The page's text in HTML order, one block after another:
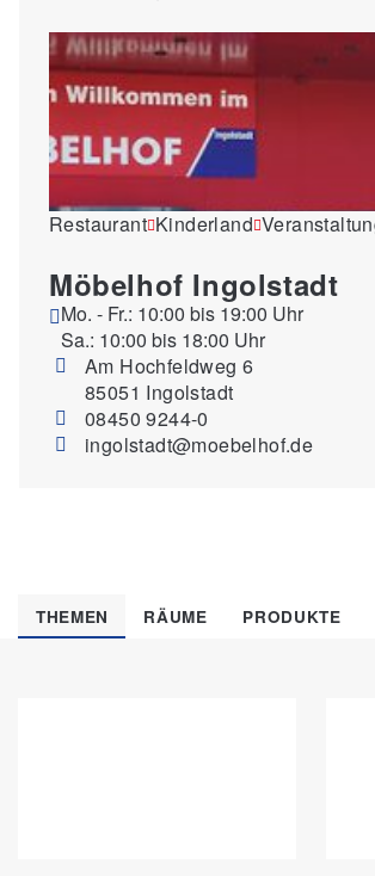
Restaurant Kinderland
Möbelhof Ingolstadt
Mo. - Fr.: 10:00 bis 19:00 Uhr
Sa.: 10:00 bis 18:00 Uhr
Am Hochfeldweg 6
85051 Ingolstadt
08450 9244-0
ingolstadt@moebelhof.de
THEMEN RÄUME PRODUKTE